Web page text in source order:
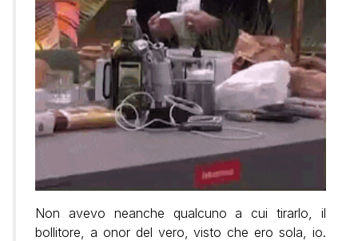
Non avevo neanche qualcuno a cui tirarlo, il
bollitore, a onor del vero, visto che ero sola, io.